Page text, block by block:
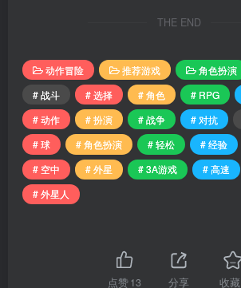
THE END
动作冒险 推荐游戏
角色扮演
# 战斗
# 选择 # 角色 # RPG
# 动作
# 扮演 # 战争 # 对抗
# 球
# 角色扮演 # 轻松 # 经验
# 空中
# 外星 # 3A游戏 # 高速
# 外星人
点赞13 分享 收藏